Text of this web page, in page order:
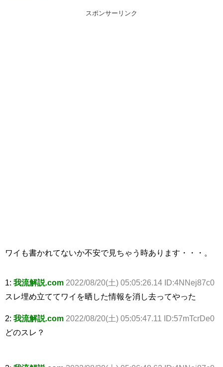
スポンサーリンク
ワイも書かれてないか不安で見ちゃう時あります・・・。
1: 我流解説.com 2022/08/20(土) 05:05:26.14 ID:4NNej87c0
スレ埋め立ててワイを晒した情報を消し去ってやった
2: 我流解説.com 2022/08/20(土) 05:05:47.11 ID:57mTcrDe0
どのスレ？